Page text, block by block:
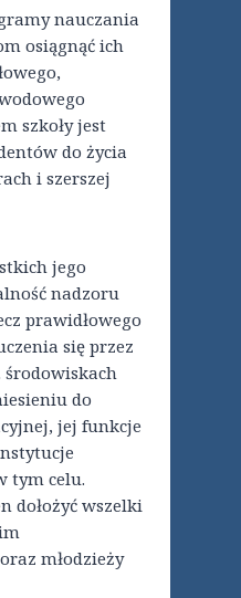
nauczania
osiągnąć ich
szkoły jest
do życia
i szerszej
jego
nadzoru
prawidłowego
się przez
środowiskach
do
jej funkcje
tym celu.
dołożyć wszelki
młodzieży